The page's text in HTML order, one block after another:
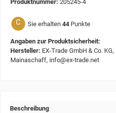
Produktnummer: 205245-4
C Sie erhalten 44 Punkte
Angaben zur Produktsicherheit:
Hersteller: EX-Trade GmbH & Co.
Mainaschaff, info@ex-trade.net
Beschreibung